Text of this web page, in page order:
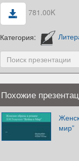
781.00K
Категория:
Похожие
мир”